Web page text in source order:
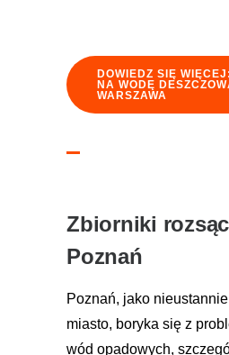
DOWIEDZ SIĘ
NA WODĘ
WARSZAWA
Zbiorniki
Poznań
Poznań, jako
miasto, boryka się z
wód opadowych,